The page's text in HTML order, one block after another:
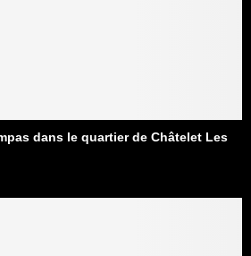
dans le quartier de Châtelet Les